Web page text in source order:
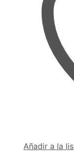
Añadir a la